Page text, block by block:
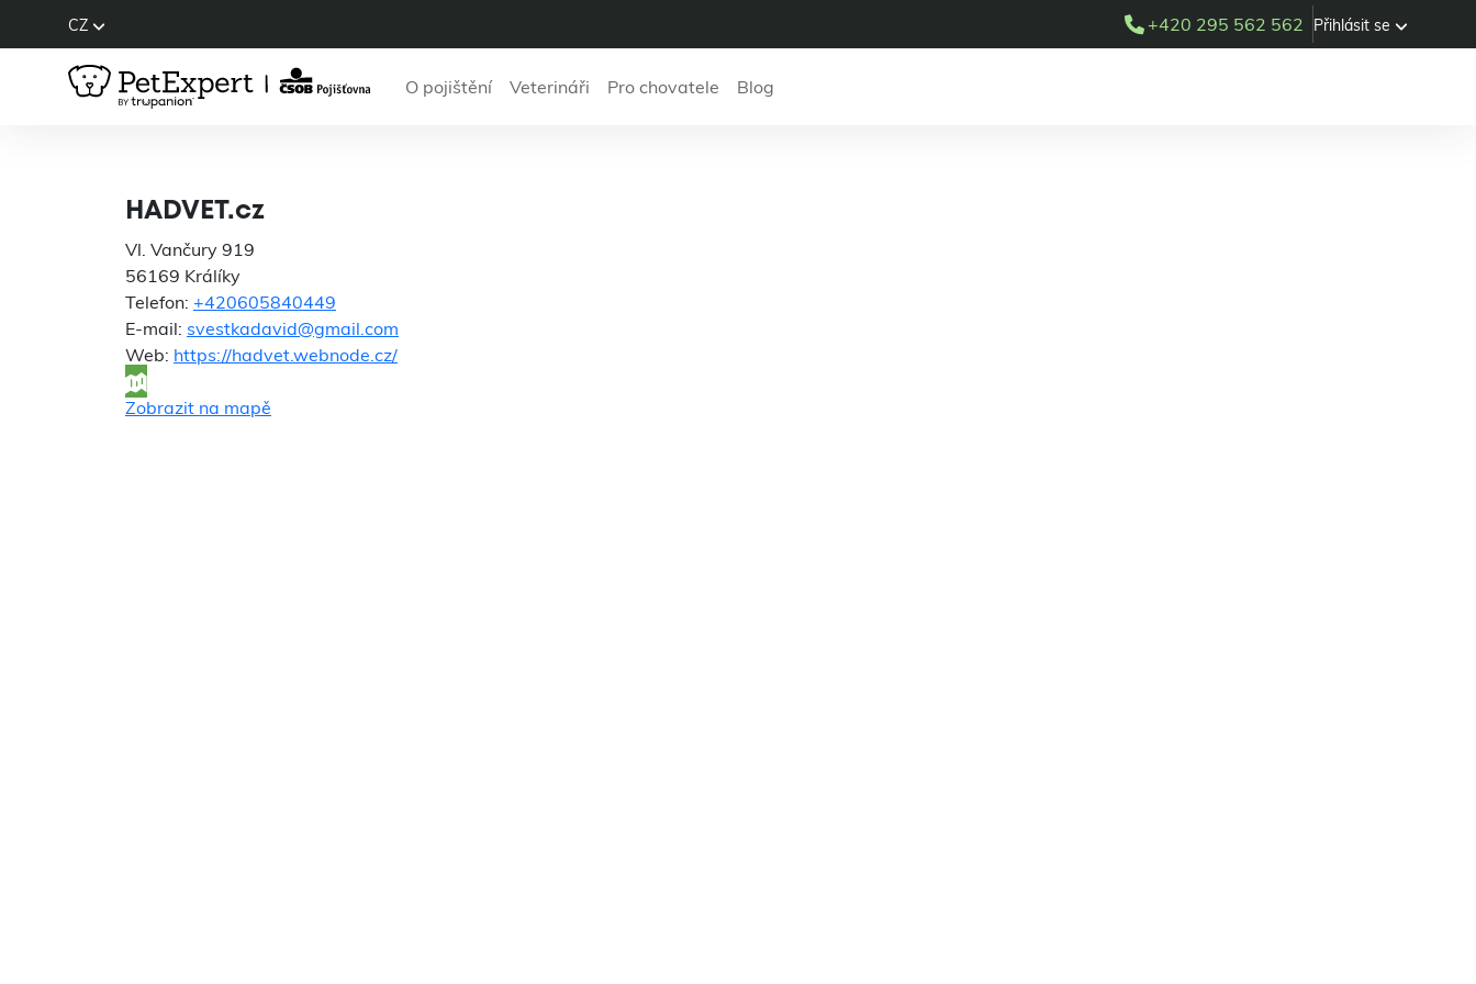
CZ +420 295 562 562 Přihlásit se
O pojištění Veterináři Pro chovatele Blog
HADVET.cz
Vl. Vančury 919
56169 Králíky
Telefon: +420605840449
E-mail: svestkadavid@gmail.com
Web: https://hadvet.webnode.cz/
Zobrazit na mapě